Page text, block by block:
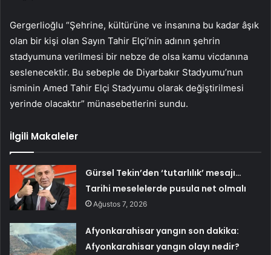
Gergerlioğlu “Şehrine, kültürüne ve insanına bu kadar âşık
olan bir kişi olan Sayın Tahir Elçi’nin adının şehrin
stadyumuna verilmesi bir nebze de olsa kamu vicdanına
seslenecektir. Bu sebeple de Diyarbakır Stadyumu’nun
isminin Amed Tahir Elçi Stadyumu olarak değiştirilmesi
yerinde olacaktır” münasebetlerini sundu.
İlgili Makaleler
Gürsel Tekin’den ‘tutarlılık’ mesajı…
Tarihi meselelerde pusula net olmalı
Ağustos 7, 2026
Afyonkarahisar yangın son dakika:
Afyonkarahisar yangın olayı nedir?